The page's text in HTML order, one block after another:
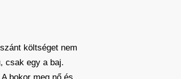
költséget nem
csak egy a baj.